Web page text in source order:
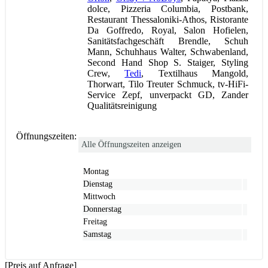
dolce, Pizzeria Columbia, Postbank,
Restaurant Thessaloniki-Athos, Ristorante
Da Goffredo, Royal, Salon Hofielen,
Sanitätsfachgeschäft Brendle, Schuh
Mann, Schuhhaus Walter, Schwabenland,
Second Hand Shop S. Staiger, Styling
Crew,Tedi, Textilhaus Mangold,
Thorwart, Tilo Treuter Schmuck, tv-HiFi-
Service Zepf, unverpackt GD, Zander
Qualitätsreinigung
Öffnungszeiten:
Alle Öffnungszeiten anzeigen
Montag
Dienstag
Mittwoch
Donnerstag
Freitag
Samstag
[Preis auf Anfrage]